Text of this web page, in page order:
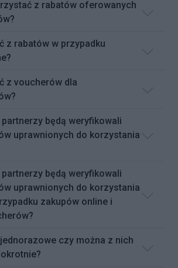
z rabatów oferowanych
z rabatów w przypadku
z voucherów dla
będą weryfikowali
uprawnionych do korzystania
będą weryfikowali
uprawnionych do korzystania
zakupów online i
czy można z nich